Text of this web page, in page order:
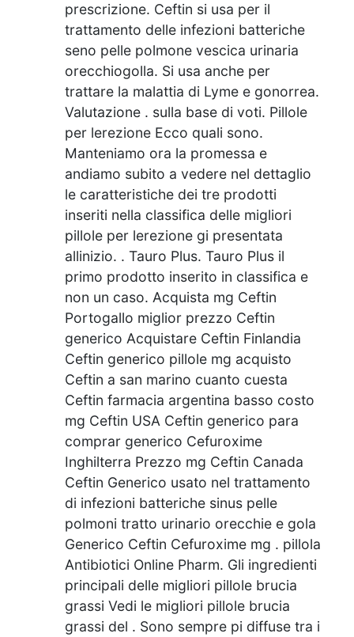
prescrizione. Ceftin si usa per il
trattamento delle infezioni batteriche
seno pelle polmone vescica urinaria
orecchiogolla. Si usa anche per
trattare la malattia di Lyme e gonorrea.
Valutazione . sulla base di voti. Pillole
per lerezione Ecco quali sono.
Manteniamo ora la promessa e
andiamo subito a vedere nel dettaglio
le caratteristiche dei tre prodotti
inseriti nella classifica delle migliori
pillole per lerezione gi presentata
allinizio. . Tauro Plus. Tauro Plus il
primo prodotto inserito in classifica e
non un caso. Acquista mg Ceftin
Portogallo miglior prezzo Ceftin
generico Acquistare Ceftin Finlandia
Ceftin generico pillole mg acquisto
Ceftin a san marino cuanto cuesta
Ceftin farmacia argentina basso costo
mg Ceftin USA Ceftin generico para
comprar generico Cefuroxime
Inghilterra Prezzo mg Ceftin Canada
Ceftin Generico usato nel trattamento
di infezioni batteriche sinus pelle
polmoni tratto urinario orecchie e gola
Generico Ceftin Cefuroxime mg . pillola
Antibiotici Online Pharm. Gli ingredienti
principali delle migliori pillole brucia
grassi Vedi le migliori pillole brucia
grassi del . Sono sempre pi diffuse tra i